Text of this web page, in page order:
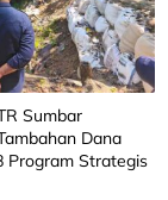
Sumbar
Dana
Program Strategis